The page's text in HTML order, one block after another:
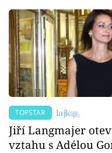
TOPSTAR
Jiří Langmajer
vztahu s Adélou